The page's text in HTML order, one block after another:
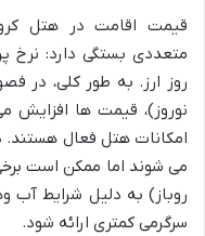
قیمت اقامت در هتل
متعددی بستگی دارد: نرخ
روز ارز. به طور کلی، در
نوروز)، قیمت ها افزایش
امکانات هتل فعال
می شوند اما ممکن است
روباز) به دلیل شرایط آب
سرگرمی کمتری ارائه شود.